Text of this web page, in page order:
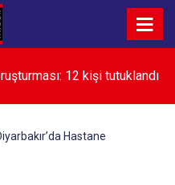
mücadele çağrısı
Hastane